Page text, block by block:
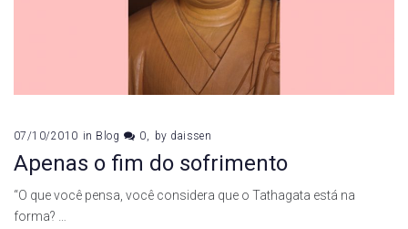
07/10/2010 in Blog 0 by daissen
Apenas o fim do sofrimento
“O que você pensa, você considera que o Tathagata está na
forma? …